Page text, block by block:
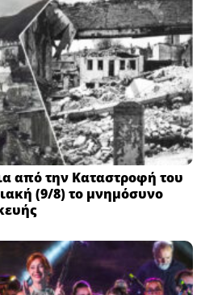
από την Καταστροφή του
(9/8) το μνημόσυνο